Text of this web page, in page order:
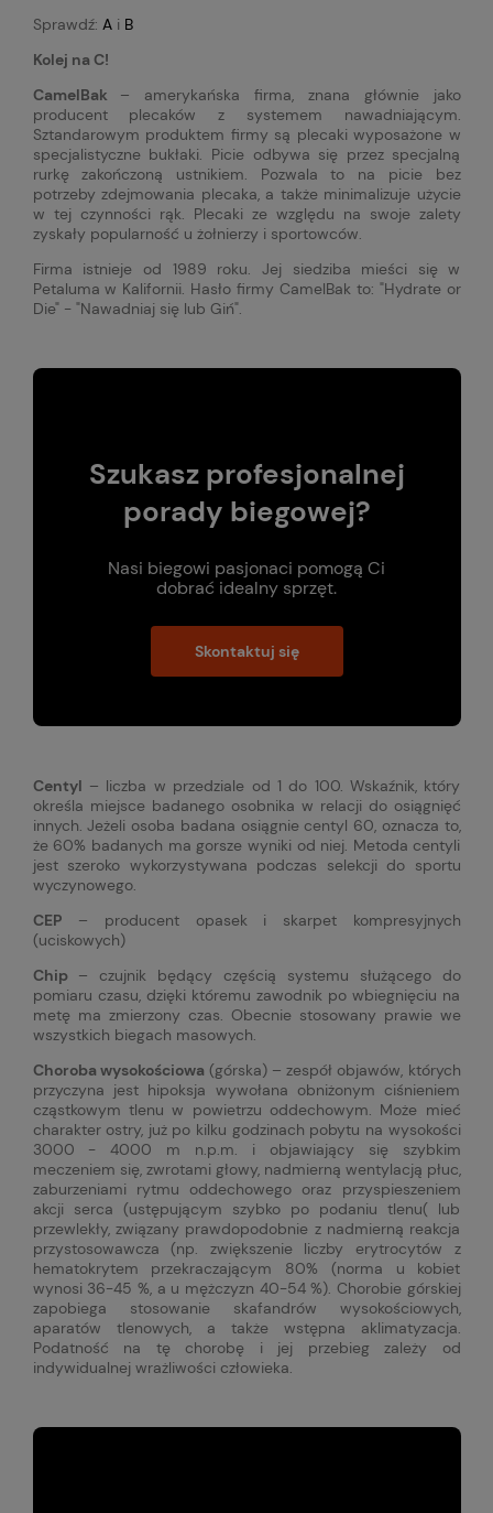
Sprawdź: Ai B
Kolej na C!
CamelBak – amerykańska firma, znana głównie jako
producent plecaków z systemem nawadniającym.
Sztandarowym produktem firmy są plecaki wyposażone w
specjalistyczne bukłaki. Picie odbywa się przez specjalną
rurkę zakończoną ustnikiem. Pozwala to na picie bez
potrzeby zdejmowania plecaka, a także minimalizuje użycie
w tej czynności rąk. Plecaki ze względu na swoje zalety
zyskały popularność u żołnierzy i sportowców.
Firma istnieje od 1989 roku. Jej siedziba mieści się w
Petaluma w Kalifornii. Hasło firmy CamelBak to: "Hydrate or
Die" - "Nawadniaj się lub Giń".
Szukasz profesjonalnej
porady biegowej?
Nasi biegowi pasjonaci pomogą Ci
dobrać idealny sprzęt.
Skontaktuj się
Centyl – liczba w przedziale od 1 do 100. Wskaźnik, który
określa miejsce badanego osobnika w relacji do osiągnięć
innych. Jeżeli osoba badana osiągnie centyl 60, oznacza to,
że 60% badanych ma gorsze wyniki od niej. Metoda centyli
jest szeroko wykorzystywana podczas selekcji do sportu
wyczynowego.
CEP – producent opasek i skarpet kompresyjnych
(uciskowych)
Chip– czujnik będący częścią systemu służącego do
pomiaru czasu, dzięki któremu zawodnik po wbiegnięciu na
metę ma zmierzony czas. Obecnie stosowany prawie we
wszystkich biegach masowych.
Choroba wysokościowa (górska) – zespół objawów, których
przyczyna jest hipoksja wywołana obniżonym ciśnieniem
cząstkowym tlenu w powietrzu oddechowym. Może mieć
charakter ostry, już po kilku godzinach pobytu na wysokości
3000 - 4000 m n.p.m. i objawiający się szybkim
meczeniem się, zwrotami głowy, nadmierną wentylacją płuc,
zaburzeniami rytmu oddechowego oraz przyspieszeniem
akcji serca (ustępującym szybko po podaniu tlenu( lub
przewlekły, związany prawdopodobnie z nadmierną reakcja
przystosowawcza (np. zwiększenie liczby erytrocytów z
hematokrytem przekraczającym 80% (norma u kobiet
wynosi 36-45 %, a u mężczyzn 40-54 %). Chorobie górskiej
zapobiega stosowanie skafandrów wysokościowych,
aparatów tlenowych, a także wstępna aklimatyzacja.
Podatność na tę chorobę i jej przebieg zależy od
indywidualnej wrażliwości człowieka.